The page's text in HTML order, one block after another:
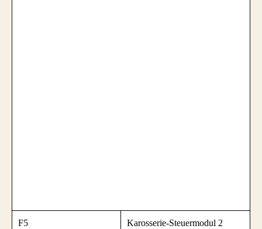
F5 Karosserie-Steuermodul 2